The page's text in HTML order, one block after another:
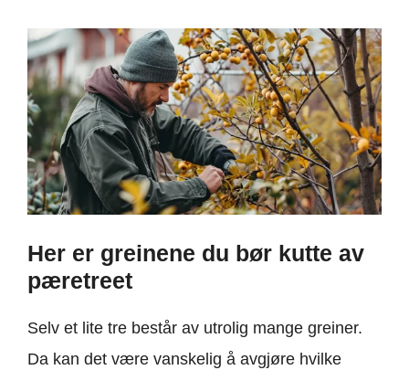
Her er greinene du bør kutte av
pæretreet
Selv et lite tre består av utrolig mange greiner.
Da kan det være vanskelig å avgjøre hvilke